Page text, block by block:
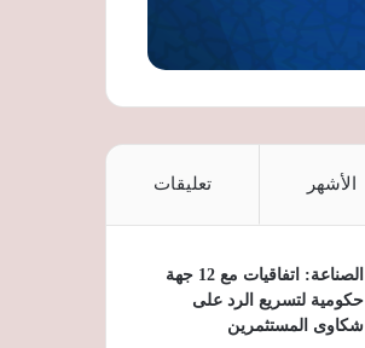
الأشهر تعليقات
الصناعة: اتفاقيات مع 12 جهة
حكومية لتسريع الرد على
شكاوى المستثمرين